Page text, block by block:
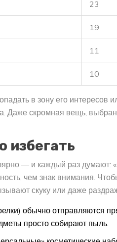
23
19
11
10
в зону его интересов
Даже скромная вещь,
избегать
— и каждый раз думают:
чем знак внимания.
скуку или даже
обычно отправляются
просто собирают пыль.